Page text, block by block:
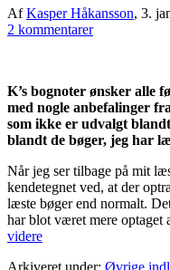
AfKasper Håkansson, 3.
2 kommentarer
K’s bognoter ønsker alle
med nogle anbefalinger
som ikke er udvalgt
blandt de bøger, jeg har
Når jeg ser tilbage på mit
kendetegnet ved, at der
læste bøger end normalt.
har blot været mere optaget
videre
Arkiveret under: Øvrige